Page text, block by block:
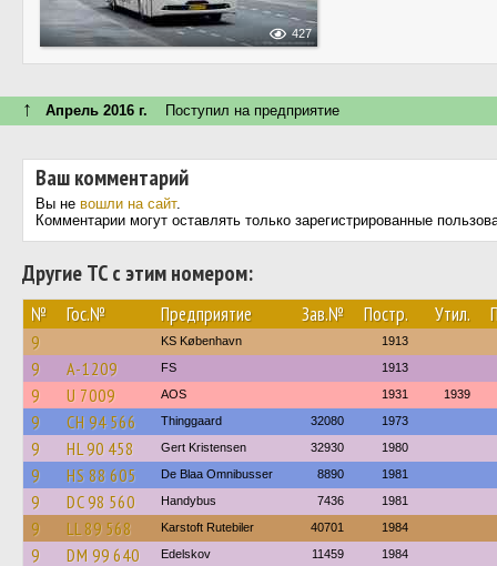
427
↑ Апрель 2016 г. Поступил на предприятие
Ваш комментарий
Вы не вошли на сайт.
Комментарии могут оставлять только зарегистрированные
Другие ТС с этим номером:
№ Гос.№ Предприятие Зав.№ Постр. Утил.
9 KS København 1913
9 A-1209 FS 1913
9 U 7009 AOS 1931 1939
9 CH 94 566 Thinggaard 32080 1973
9 HL 90 458 Gert Kristensen 32930 1980
9 HS 88 605 De Blaa Omnibusser 8890 1981
9 DC 98 560 Handybus 7436 1981
9 LL 89 568 Karstoft Rutebiler 40701 1984
9 DM 99 640 Edelskov 11459 1984